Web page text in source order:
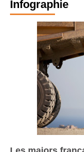
Infographie